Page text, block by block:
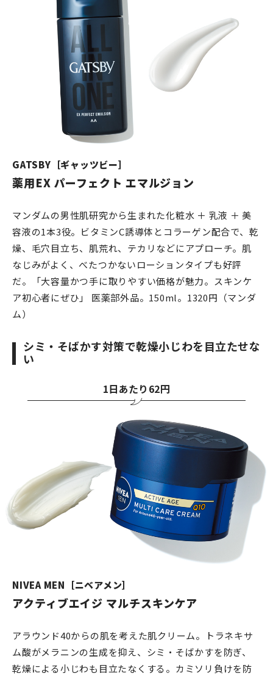
GATSBY［ギャッツビー］
薬用EX パーフェクト エマルジョン
マンダムの男性肌研究から生まれた化粧水 ＋ 乳液 ＋ 美
容液の1本3役。ビタミンC誘導体とコラーゲン配合で、乾
燥、毛穴目立ち、肌荒れ、テカリなどにアプローチ。肌
なじみがよく、べたつかないローションタイプも好評
だ。「大容量かつ手に取りやすい価格が魅力。スキンケ
ア初心者にぜひ」 医薬部外品。150ml。1320円（マンダ
ム）
シミ・そばかす対策で乾燥小じわを目立たせな
い
1日あたり62円
NIVEA MEN［ニベアメン］
アクティブエイジ マルチスキンケア
アラウンド40からの肌を考えた肌クリーム。トラネキサ
ム酸がメラニンの生成を抑え、シミ・そばかすを防ぎ、
乾燥による小じわも目立たなくする。カミソリ負けを防